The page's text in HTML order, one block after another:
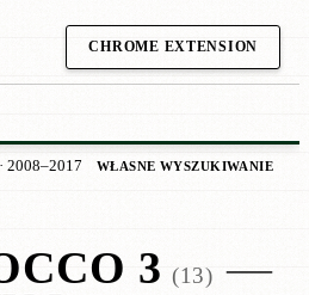
CHROME EXTENSION
2008–2017 WŁASNE WYSZUKIWANIE
3 (13) —